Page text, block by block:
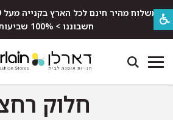
חשבוננו > 100% שביעות רצון
חלוק